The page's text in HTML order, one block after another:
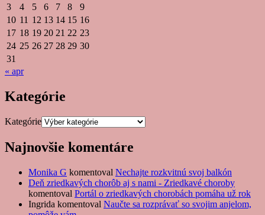
3
4 5 6 7 8
9
10 11 12 13 14 15 16
17 18 19 20 21 22 23
24 25 26 27 28 29 30
31
« apr
Kategórie
Kategórie
Najnovšie komentáre
Monika G komentoval Nechajte rozkvitnú svoj balkón
Deň zriedkavých chorôb aj s nami - Zriedkavé choroby
komentoval Portál o zriedkavých chorobách pomáha už rok
Ingrida komentoval Naučte sa rozprávať so svojim anjelom,